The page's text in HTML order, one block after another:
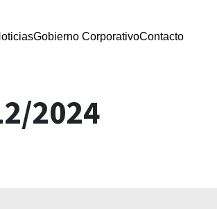
Gobierno CorporativoContacto
2024